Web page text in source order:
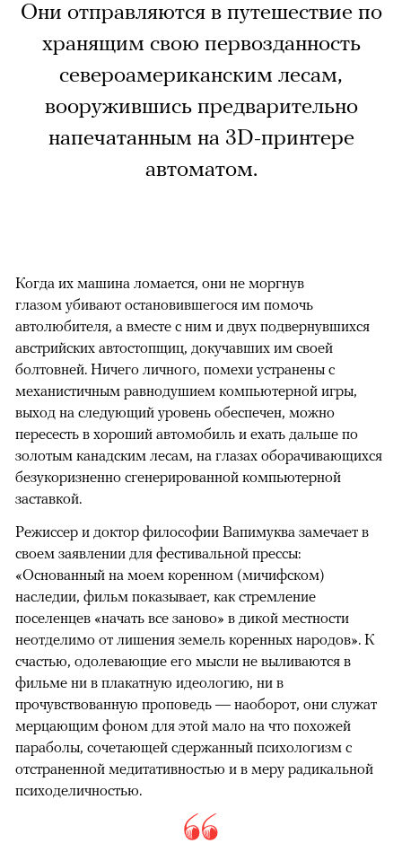
Они отправляются в путешествие по
хранящим свою первозданность
североамериканским лесам,
вооружившись предварительно
напечатанным на 3D-принтере
автоматом.
Когда их машина ломается, они не моргнув
глазом убивают остановившегося им помочь
автолюбителя, а вместе с ним и двух подвернувшихся
австрийских автостопщиц, докучавших им своей
болтовней. Ничего личного, помехи устранены с
механистичным равнодушием компьютерной игры,
выход на следующий уровень обеспечен, можно
пересесть в хороший автомобиль и ехать дальше по
золотым канадским лесам, на глазах оборачивающихся
безукоризненно сгенерированной компьютерной
заставкой.
Режиссер и доктор философии Вапимуква замечает в
своем заявлении для фестивальной прессы:
«Основанный на моем коренном (мичифском)
наследии, фильм показывает, как стремление
поселенцев «начать все заново» в дикой местности
неотделимо от лишения земель коренных народов». К
счастью, одолевающие его мысли не выливаются в
фильме ни в плакатную идеологию, ни в
прочувствованную проповедь — наоборот, они служат
мерцающим фоном для этой мало на что похожей
параболы, сочетающей сдержанный психологизм с
отстраненной медитативностью и в меру радикальной
психоделичностью.